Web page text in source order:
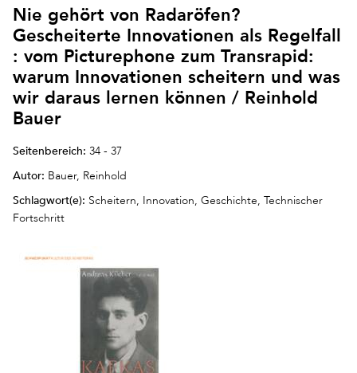
Nie gehört von Radaröfen?
Gescheiterte Innovationen als Regelfall
: vom Picturephone zum Transrapid:
warum Innovationen scheitern und was
wir daraus lernen können / Reinhold
Bauer
Seitenbereich: 34 - 37
Autor: Bauer, Reinhold
Schlagwort(e): Scheitern, Innovation, Geschichte, Technischer
Fortschritt